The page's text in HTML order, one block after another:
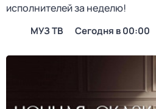
исполнителей за неделю!
МУЗ ТВ Сегодня в 00:00